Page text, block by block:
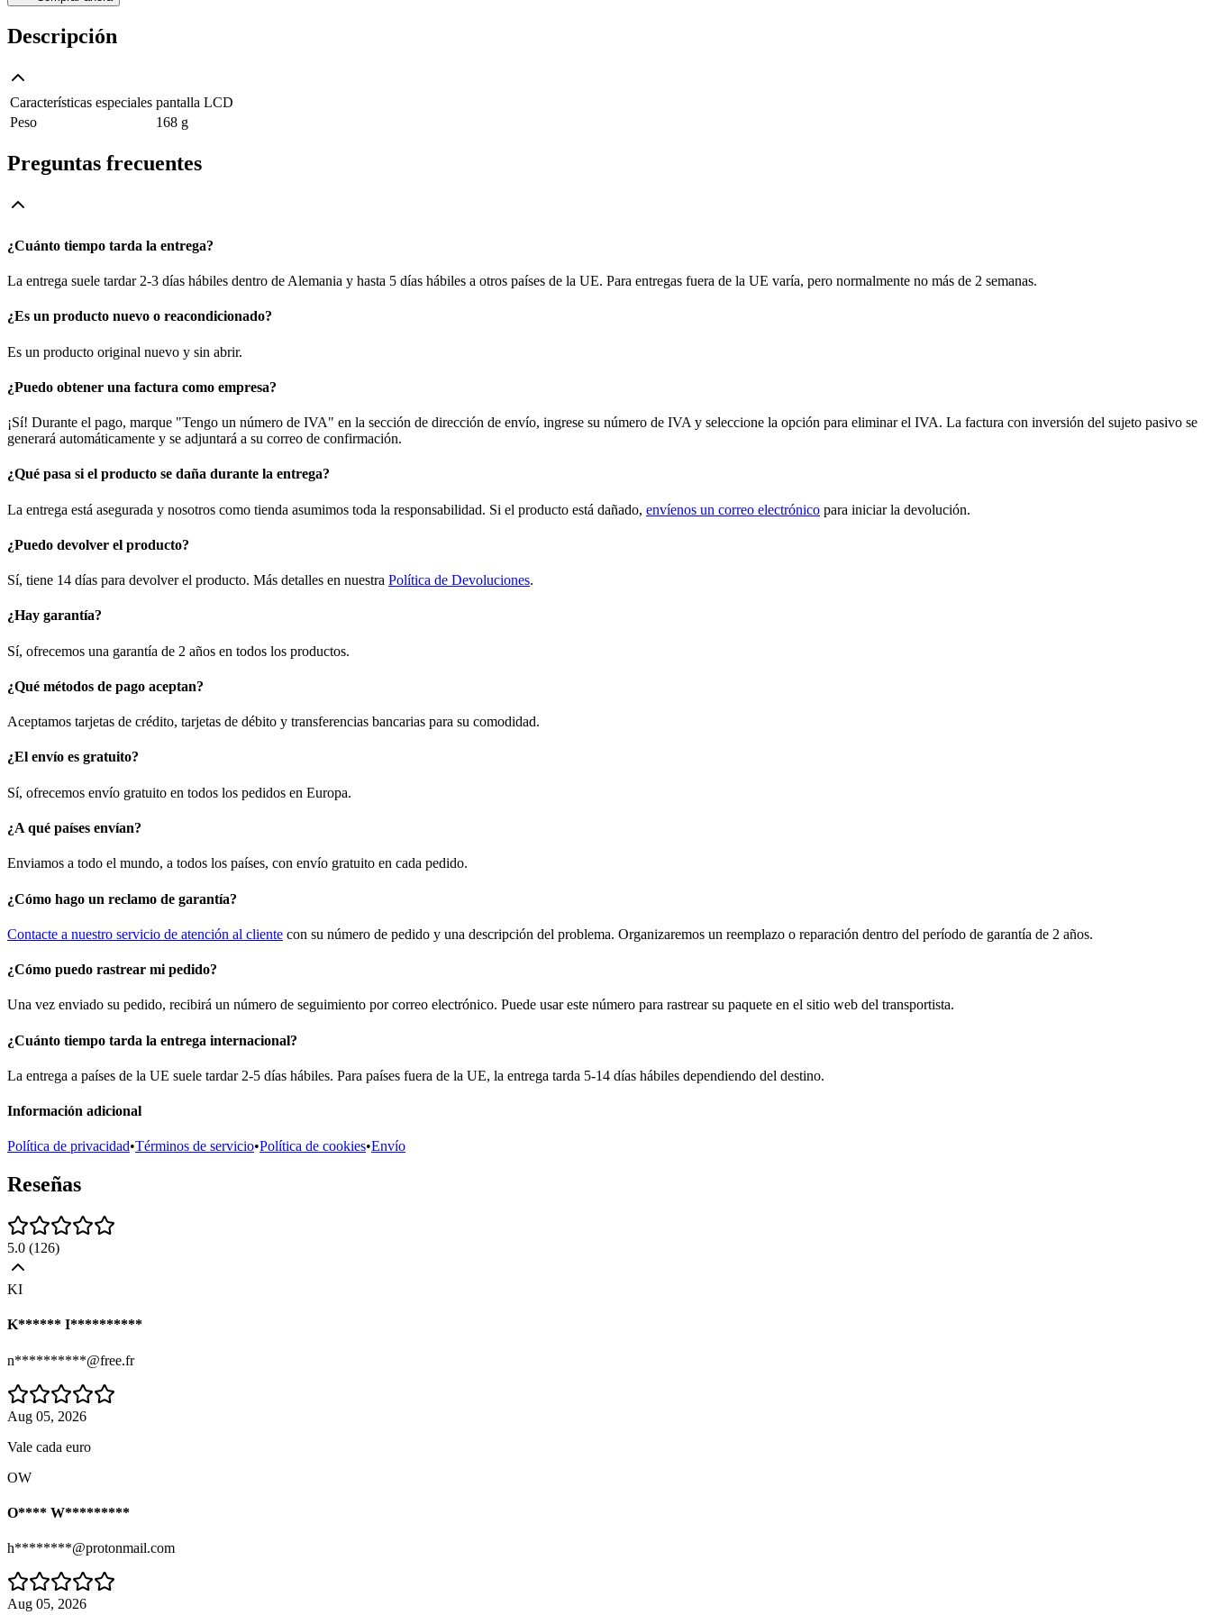
Descripción
Características especiales pantalla LCD
Peso
168 g
Preguntas frecuentes
¿Cuánto tiempo tarda la entrega?
La entrega suele tardar 2-3 días hábiles dentro de Alemania y hasta 5 días hábiles a otros países de la UE. Para entregas fuera de la UE varía, pero normalmente no más de 2 semanas.
¿Es un producto nuevo o reacondicionado?
Es un producto original nuevo y sin abrir.
¿Puedo obtener una factura como empresa?
¡Sí! Durante el pago, marque "Tengo un número de IVA" en la sección de dirección de envío, ingrese su número de IVA y seleccione la opción para eliminar el IVA. La factura con inversión del sujeto pasivo se
generará automáticamente y se adjuntará a su correo de confirmación.
¿Qué pasa si el producto se daña durante la entrega?
La entrega está asegurada y nosotros como tienda asumimos toda la responsabilidad. Si el producto está dañado, envíenos un correo electrónico para iniciar la devolución.
¿Puedo devolver el producto?
Sí, tiene 14 días para devolver el producto. Más detalles en nuestra Política de Devoluciones.
¿Hay garantía?
Sí, ofrecemos una garantía de 2 años en todos los productos.
¿Qué métodos de pago aceptan?
Aceptamos tarjetas de crédito, tarjetas de débito y transferencias bancarias para su comodidad.
¿El envío es gratuito?
Sí, ofrecemos envío gratuito en todos los pedidos en Europa.
¿A qué países envían?
Enviamos a todo el mundo, a todos los países, con envío gratuito en cada pedido.
¿Cómo hago un reclamo de garantía?
Contacte a nuestro servicio de atención al cliente con su número de pedido y una descripción del problema. Organizaremos un reemplazo o reparación dentro del período de garantía de 2 años.
¿Cómo puedo rastrear mi pedido?
Una vez enviado su pedido, recibirá un número de seguimiento por correo electrónico. Puede usar este número para rastrear su paquete en el sitio web del transportista.
¿Cuánto tiempo tarda la entrega internacional?
La entrega a países de la UE suele tardar 2-5 días hábiles. Para países fuera de la UE, la entrega tarda 5-14 días hábiles dependiendo del destino.
Información adicional
Política de privacidad•Términos de servicio•Política de cookies•Envío
Reseñas
5.0 (126)
KI
K****** I**********
n**********@free.fr
Aug 05, 2026
Vale cada euro
OW
O**** W*********
h********@protonmail.com
Aug 05, 2026